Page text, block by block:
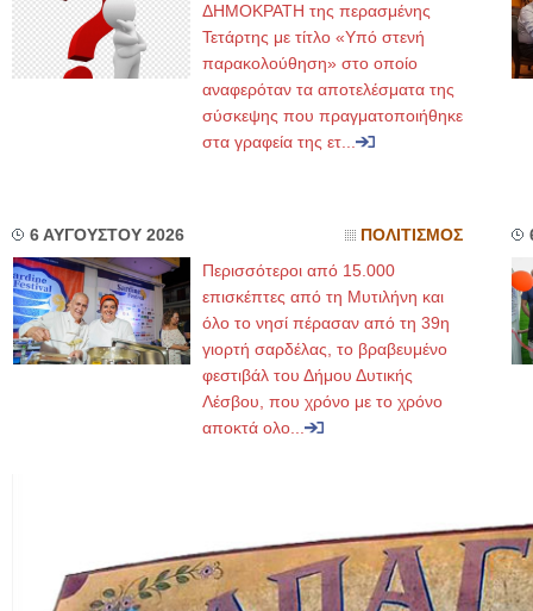
ΔΗΜΟΚΡΑΤΗ της περασμένης
Τετάρτης με τίτλο «Υπό στενή
παρακολούθηση» στο οποίο
αναφερόταν τα αποτελέσματα της
σύσκεψης που πραγματοποιήθηκε
στα γραφεία της ετ...
6 ΑΥΓΟΥΣΤΟΥ 2026 ΠΟΛΙΤΙΣΜΟΣ
Περισσότεροι από 15.000
επισκέπτες από τη Μυτιλήνη και
όλο το νησί πέρασαν από τη 39η
γιορτή σαρδέλας, το βραβευμένο
φεστιβάλ του Δήμου Δυτικής
Λέσβου, που χρόνο με το χρόνο
αποκτά ολο...